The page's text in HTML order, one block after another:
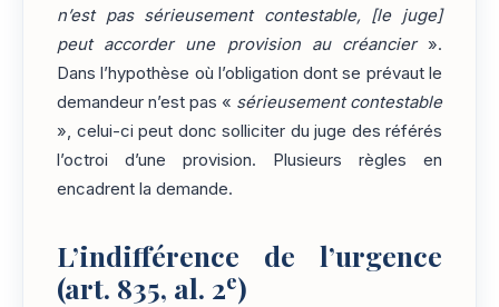
n’est pas sérieusement contestable, [le juge]
peut accorder une provision au créancier».
Dans l’hypothèse où l’obligation dont se prévaut le
demandeur n’est pas « sérieusement contestable
», celui-ci peut donc solliciter du juge des référés
l’octroi d’une provision. Plusieurs règles en
encadrent la demande.
L’indifférence de l’urgence
(art. 835, al. 2e)